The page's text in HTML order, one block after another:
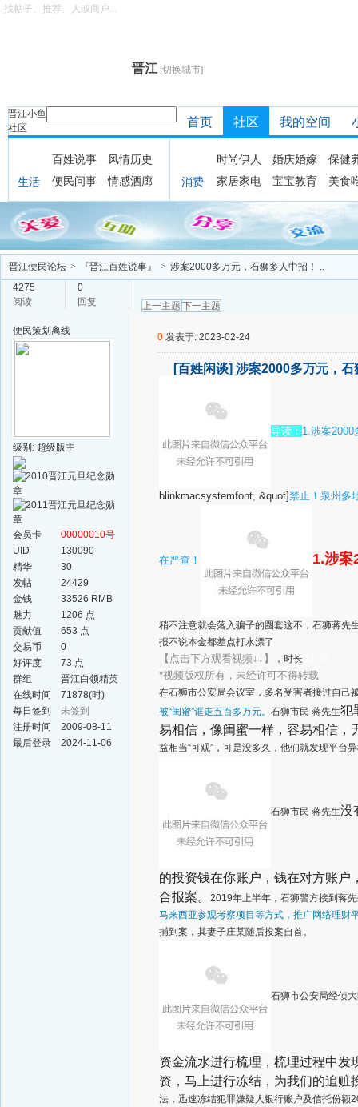
晋江 [切换城市]
晋江小鱼
社区
找帖子、推荐、人或商户...
首页 社区 我的空间
生活
百姓说事
风情历史
便民问事
情感酒廊 消费
时尚伊人 婚庆婚嫁
保健
家居家电
宝宝教育 美食
晋江便民论坛 > 『晋江百姓说事』 > 涉案2000多万元，石狮多人中招！ ..
4275
阅读
0
回复
上一主题 下一主题
便民策划 离线
级别: 超级版主
会员卡
00000010号
UID
130090
精华
30
发帖
24429
金钱
33526 RMB
魅力
1206 点
贡献值
653 点
交易币
0
好评度
73 点
群组
晋江白领精英
群
在线时间
71878(时)
每日签到
未签到
注册时间
2009-08-11
最后登录
2024-11-06
0 发表于: 2023-02-24
[百姓闲谈] 涉案2000多万元，
导读： 1.涉案2000
blinkmacsystemfont, &quot]禁止！泉州多
在严查！ 1.涉案
稍不注意就会落入骗子的圈套这不，石狮蒋先
报不说本金都差点打水漂了
【点击下方观看视频↓↓】 ，时长
*视频版权所有，未经许可不得转载
在石狮市公安局会议室，多名受害者接过自己
被“闺蜜”诓走五百多万元。 石狮市民 蒋先生犯
易相信，像闺蜜一样，容易相信，
益相当“可观”，可是没多久，他们就发现平台
石狮市民 蒋先生没
的投资钱在你账户，钱在对方账
合报案。
2019年上半年，石狮警方接到蒋
马来西亚参观考察项目等方式，推广网络理财
捕到案，其妻子庄某随后投案自首。
石狮市公安局经侦
资金流水进行梳理，梳理过程中
资，马上进行冻结，为我们的追赃
法，迅速冻结犯罪嫌疑人银行账户及信托份额